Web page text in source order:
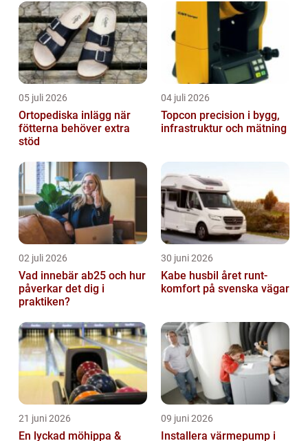
i solen
05 juli 2026
Ortopediska inlägg när
fötterna behöver extra
stöd
04 juli 2026
Topcon precision i bygg,
infrastruktur och mätning
02 juli 2026
Vad innebär ab25 och hur
påverkar det dig i
praktiken?
30 juni 2026
Kabe husbil året runt-
komfort på svenska vägar
21 juni 2026
En lyckad möhippa &
09 juni 2026
Installera värmepump i